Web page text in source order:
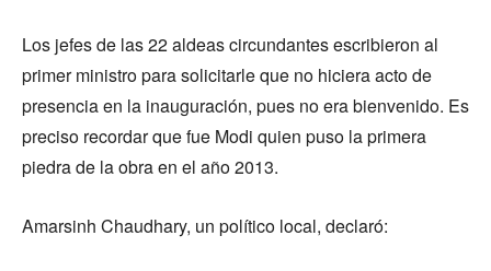
Los jefes de las 22 aldeas circundantes escribieron al
primer ministro para solicitarle que no hiciera acto de
presencia en la inauguración, pues no era bienvenido. Es
preciso recordar que fue Modi quien puso la primera
piedra de la obra en el año 2013.
Amarsinh Chaudhary, un político local, declaró: